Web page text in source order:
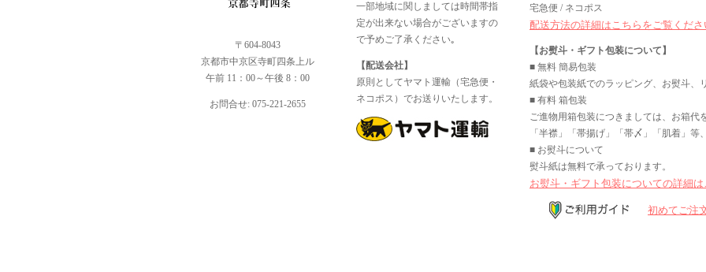
〒604-8043
京都市中京区寺町四条上ル
午前 11：00～午後 8：00
お問合せ: 075-221-2655
一部地域に関しましては時間帯指
定が出来ない場合がございますの
で予めご了承ください｡
【配送会社】
原則としてヤマト運輸（宅急便・
ネコポス）でお送りいたします。
宅急便 / ネコポス
配送方法の詳細はこちらをご覧くださ
【お熨斗・ギフト包装について】
■ 無料 簡易包装
紙袋や包装紙でのラッピング、お熨斗、
■ 有料 箱包装
ご進物用箱包装につきましては、お箱代
「半襟」「帯揚げ」「帯〆」「肌着」等
■ お熨斗について
熨斗紙は無料で承っております。
お熨斗・ギフト包装についての詳細
初めてご注